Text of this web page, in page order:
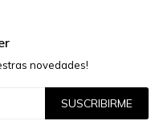
novedades!
SUSCRIBIRME